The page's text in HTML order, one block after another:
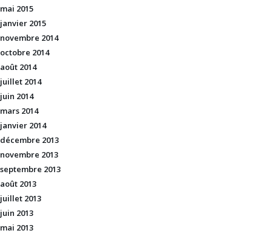
mai 2015
janvier 2015
novembre 2014
octobre 2014
août 2014
juillet 2014
juin 2014
mars 2014
janvier 2014
décembre 2013
novembre 2013
septembre 2013
août 2013
juillet 2013
juin 2013
mai 2013